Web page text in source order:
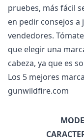
pruebes, más fácil
en pedir consejos
vendedores.
que elegir una
cabeza, ya que es
Los 5 mejores
gunwildfire.com